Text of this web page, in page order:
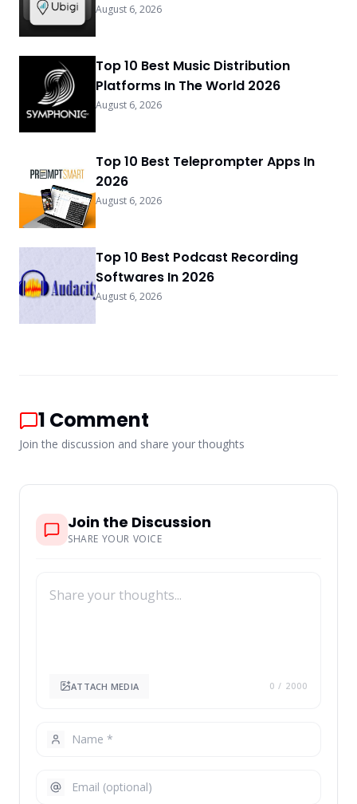
August 6, 2026
Top 10 Best Music Distribution
Platforms In The World 2026
August 6, 2026
Top 10 Best Teleprompter Apps In
2026
August 6, 2026
Top 10 Best Podcast Recording
Softwares In 2026
August 6, 2026
1 Comment
Join the discussion and share your thoughts
Join the Discussion
SHARE YOUR VOICE
ATTACH MEDIA 0 / 2000